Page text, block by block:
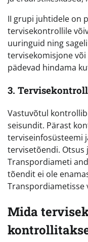
II grupi juhtidele on
tervisekontrollile
uuringuid ning
tervisekomisjone
pädevad hindama
3.
Vastuvõtul
seisundit. Pärast
terviseinfosüsteemi
tervisetõendi.
Transpordiameti
tõendit ei ole
Transpordiametisse
Mida